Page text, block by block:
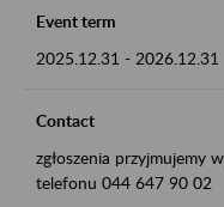
Event term
2025.12.31 - 2026.12.31
Contact
zgłoszenia przyjmujemy
telefonu 044 647 90 02